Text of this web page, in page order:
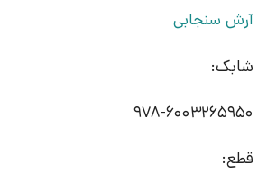
آرش سنجابی
شابک:
978-6003265950
قطع: